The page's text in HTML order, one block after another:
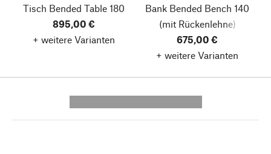
Tisch Bended Table 180
895,00 €
+ weitere Varianten
Bank Bended Bench 140
(mit Rückenlehne)
675,00 €
+ weitere Varianten